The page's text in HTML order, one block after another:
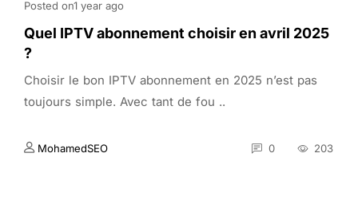
Posted on1 year ago
Quel IPTV abonnement choisir en avril 2025
?
Choisir le bon IPTV abonnement en 2025 n’est pas
toujours simple. Avec tant de fou ..
MohamedSEO 0 203